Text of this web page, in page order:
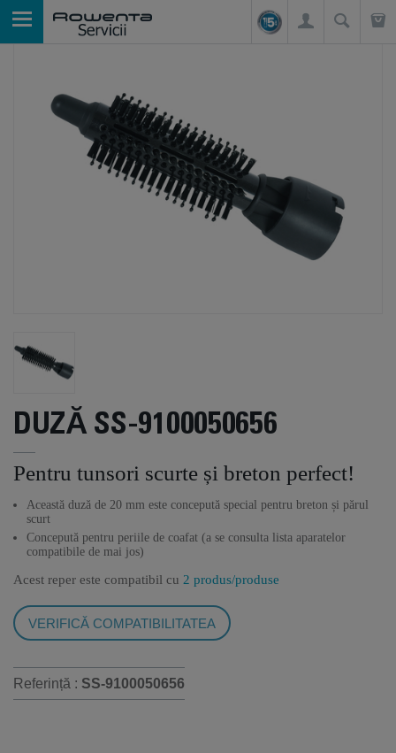
DUZĂ SS-9100050656
Pentru tunsori scurte și breton perfect!
Această duză de 20 mm este concepută special pentru breton și părul
scurt
Concepută pentru periile de coafat (a se consulta lista aparatelor
compatibile de mai jos)
Acest reper este compatibil cu 2 produs/produse
VERIFICĂ COMPATIBILITATEA
Referință : SS-9100050656